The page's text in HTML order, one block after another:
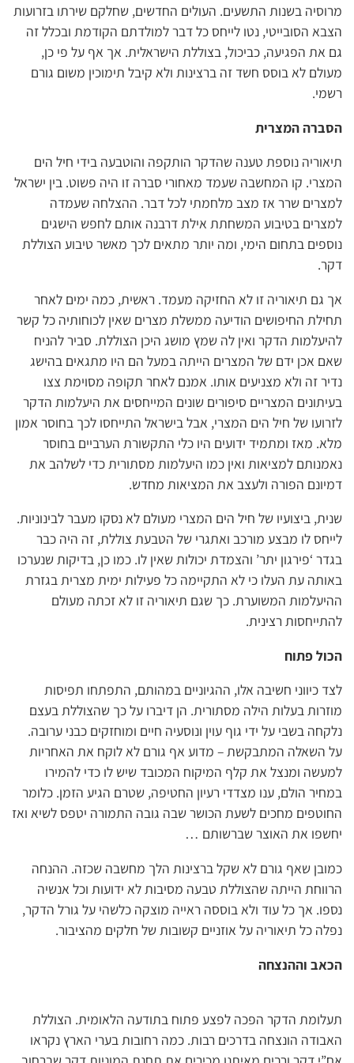
מרוסיה בשנות התשעים. העולים החדשים, שחלקם שירתו בזרועות
הצבא הסובייטי, נטו לייחס כל דבר למולדתם הקודמת ובכלל זה
גם את הפגיעה, כביכול, בצוללת הישראלית. אך אף על פי כן,
מעולם לא בוסס חשד זה ברצינות ולא קיבל תימוכין משום גורם
רשמי.
הסברה המצרית
תיאוריה נוספת טענה שהדקר הותקפה והוטבעה בידי חיל הים
המצרי. קו המחשבה שעמד מאחורי סברה זו היה פשוט. בין ישראל
למצרים שרר אז מצב מלחמתי לכל דבר. ההצלחה שעמדה
למצרים בטיבוע המשחתת אילת דרבנה אותם לחפש הישגים
נוספים בתחום הימי, ומה יותר מתאים לכך מאשר טיבוע הצוללת
דקר.
אך גם תיאוריה זו לא החזיקה מעמד. ראשית, כמה ימים לאחר
תחילת החיפושים הודיעה ממשלת מצרים שאין לכוחותיה כל קשר
להיעלמות הדקר ואין לה שמץ מושג היכן הצוללת. סביר להניח
שאם אכן ידם של המצרים הייתה במעל הם היו מתגאים בהישג
נדיר זה ולא מצניעים אותו. אמנם לאחר תקופה מסוימת צצו
בעיתונים המצריים סיפורים שונים המייחסים את היעלמות הדקר
לזרועו של חיל הים המצרי, אבל בישראל התייחסו לכך בחוסר אמון
מלא. מאז ומתמיד ידועים היו כלי התקשורת הערביים בחוסר
נאמנותם למציאות ואין כמו היעלמות מסתורית כדי לשלהב את
דמיונם הפורה ולעצב את המציאות מחדש.
שנית, ביצועיו של חיל הים המצרי מעולם לא נסקו מעבר לבינוניות.
לייחס לו מבצע מורכב ואתגרי של הטבעת צוללת, זה היה כבר
בגדר ‘פירגון יתר’ והצמדת יכולות שאין לו. כמו כן, בדיקות שנערכו
באותה עת העלו כי לא התקיימה כל פעילות ימית מצרית בגזרת
ההיעלמות המשוערת. כך שגם תיאוריה זו לא זכתה מעולם
להתייחסות רצינית.
הכול פתוח
לצד כיווני חשיבה אלו, ההגיוניים במהותם, התפתחו תפיסות
מוזרות בעלות הילה מסתורית. הן דיברו על כך שהצוללת בעצם
נלקחה בשבי על ידי גוף עוין ונוסעיה חיים ומוחזקים כבני ערובה.
על השאלה המתבקשת – מדוע אף גורם לא לוקח את האחריות
למעשה ומנצל את קלף המיקוח המכובד שיש לו כדי להמירו
במחיר הולם, ענו מצדדי רעיון החטיפה, שטרם הגיע הזמן. כלומר
החוטפים מחכים לשעת הכושר שבה גובה התמורה יטפס לשיא ואז
יחשפו את האוצר שברשותם …
כמובן שאף גורם לא שקל ברצינות הלך מחשבה שכזה. ההנחה
הרווחת הייתה שהצוללת טבעה מסיבות לא ידועות וכל אנשיה
נספו. אך כל עוד ולא בוססה ראייה מוצקה כלשהי על גורל הדקר,
נפלה כל תיאוריה על אוזניים קשובות של חלקים מהציבור.
הכאב וההנצחה
תעלומת הדקר הפכה לפצע פתוח בתודעה הלאומית. הצוללת
האבודה הונצחה בדרכים רבות. כמה רחובות בערי הארץ נקראו